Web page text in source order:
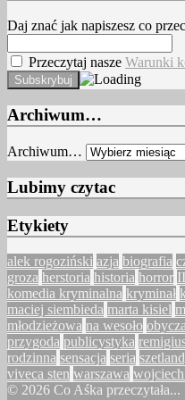
Daj znać jak napiszesz co
Przeczytaj nasze Warunki
Archiwum…
Archiwum…
Lubimy czytac
Etykiety
alek rogoziński azja biografia
groza herstoria historia horror
komedia kryminalna kryminał
maciej siembieda marta kisiel
młodzieżowa na wesoło
przygoda publicystyka
rodzinna sensacja seria
viveca sten warszawa
© 2026 Co Aśka przeczytała...